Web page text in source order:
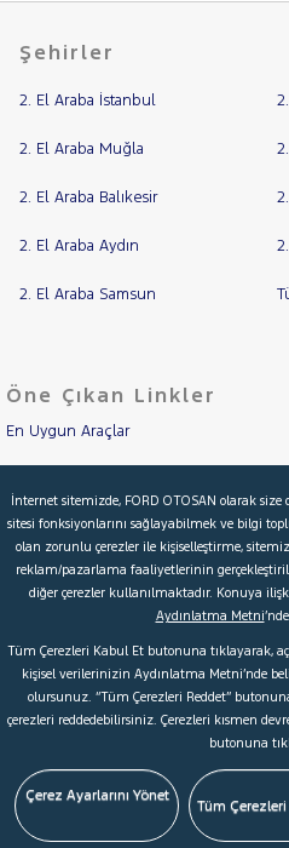
HONDA
HYUNDAI
ISUZU
JEEP
KIA
MINI
MITSUBISHI
MOTORSIKLET
NISSAN
OPEL
RENAULT
SEAT
SKODA
SUBARU
TESLA
Şehir
Yakıt
Türü
Tipi
Aktarma
Garanti
Kampanya
ve
Boya
Parça
İlan
Şehirler
2. El Araba İstanbul
2. El Araba Muğla
2. El Araba Balıkesir
2. El Araba Aydın
2. El Araba Samsun
Öne Çıkan Linkler
En Uygun Araçlar
İkinci El Garanti
Kampanyalar
Kredi Hesaplama & Başvuru
© 2026 Ford Türkiye Ford
Şartlar & Kişisel Verilerin Korunması
Çerez Tercihleri
İnternet sitemizde, FORD OTOSAN olarak
sitesi fonksiyonlarını sağlayabilmek ve bilgi
olan zorunlu çerezler ile kişiselleştirme,
reklam/pazarlama faaliyetlerinin
diğer çerezler kullanılmaktadır. Konuya
Aydınlatma Metni
Tüm Çerezleri Kabul Et butonuna tıklayarak,
kişisel verilerinizin Aydınlatma Metni’nde
olursunuz. “Tüm Çerezleri Reddet”
çerezleri reddedebilirsiniz. Çerezleri kısmen
butonuna
Çerez Ayarlarını Yönet
Tüm